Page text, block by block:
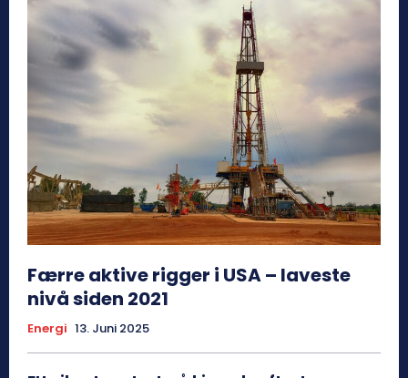
Færre aktive rigger i USA – laveste
nivå siden 2021
Energi 13. Juni 2025